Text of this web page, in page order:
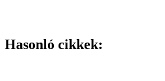
Hasonló cikkek: